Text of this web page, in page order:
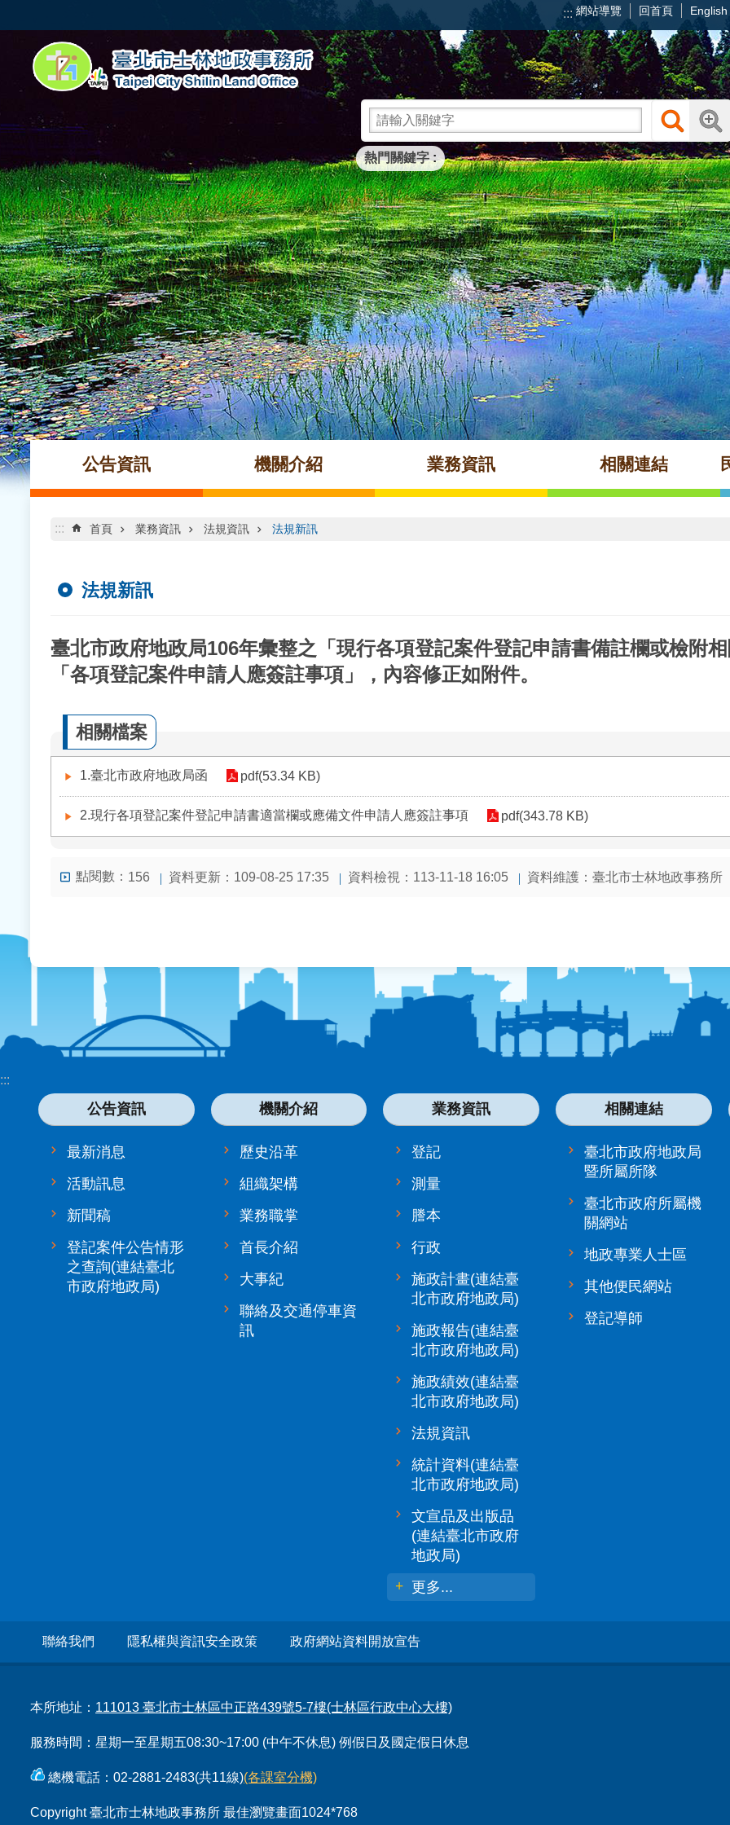
::: 網站導覽 回首頁 English
熱門關鍵字
公告資訊 機關介紹 業務資訊 相關連結
::: 首頁 業務資訊 法規資訊 法規新訊
法規新訊
臺北市政府地政局106年彙整之「現行各項登記案件登記申請書備註欄或檢附
「各項登記案件申請人應簽註事項」，內容修正如附件。
相關檔案
1.臺北市政府地政局函 pdf(53.34 KB)
2.現行各項登記案件登記申請書適當欄或應備文件申請人應簽註事項 pdf(343.78 KB)
點閱數： 156 資料更新：109-08-25 17:35 資料檢視：113-11-18 16:05 資料維護：臺北市士林地政事務所
:::
公告資訊
最新消息
活動訊息
新聞稿
登記案件公告情形
之查詢(連結臺北
市政府地政局)
機關介紹
歷史沿革
組織架構
業務職掌
首長介紹
大事紀
聯絡及交通停車資
訊
業務資訊
登記
測量
謄本
行政
施政計畫(連結臺
北市政府地政局)
施政報告(連結臺
北市政府地政局)
施政績效(連結臺
北市政府地政局)
法規資訊
統計資料(連結臺
北市政府地政局)
文宣品及出版品
(連結臺北市政府
地政局)
更多...
相關連結
臺北市政府地政局
暨所屬所隊
臺北市政府所屬機
關網站
地政專業人士區
其他便民網站
登記導師
聯絡我們 隱私權與資訊安全政策 政府網站資料開放宣告
本所地址： 111013 臺北市士林區中正路439號5-7樓(士林區行政中心大樓)
服務時間：星期一至星期五08:30~17:00 (中午不休息) 例假日及國定假日休息
總機電話：02-2881-2483(共11線)(各課室分機)
Copyright 臺北市士林地政事務所 最佳瀏覽畫面1024*768